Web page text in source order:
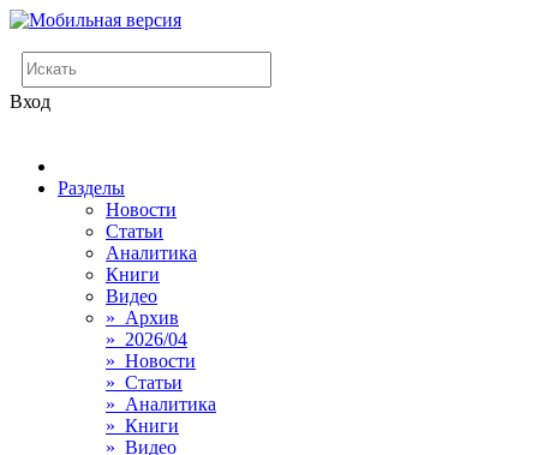
Вход
Разделы
Новости
Статьи
Аналитика
Книги
Видео
» Архив
» 2026/04
» Новости
» Статьи
» Аналитика
» Книги
» Видео